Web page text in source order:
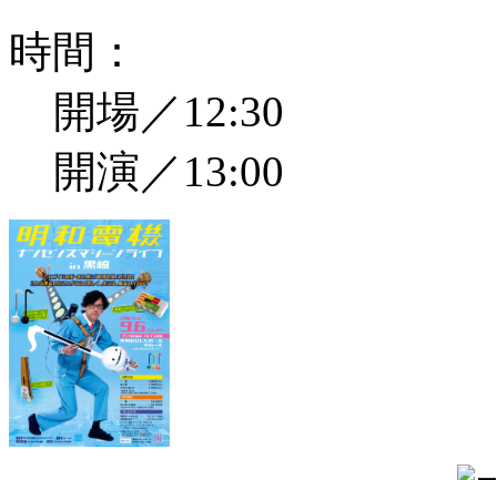
時間：
開場／12:30
開演／13:00